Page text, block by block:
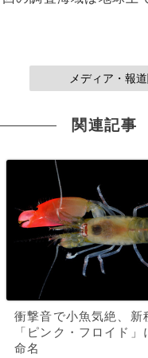
メディア・報
関連記事
衝撃音で小魚気絶、新
「ピンク・フロイド」
命名